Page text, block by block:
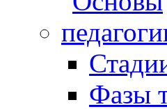
Фазы